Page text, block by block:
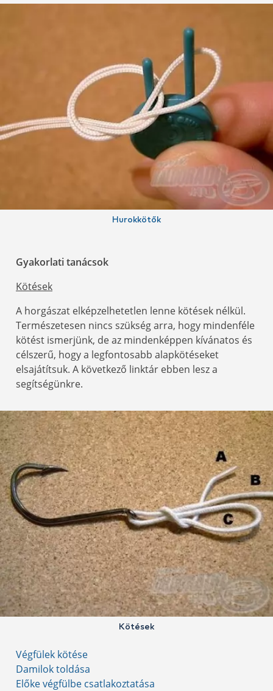
Hurokkötők
Gyakorlati tanácsok
Kötések
A horgászat elképzelhetetlen lenne kötések nélkül.
Természetesen nincs szükség arra, hogy mindenféle
kötést ismerjünk, de az mindenképpen kívánatos és
célszerű, hogy a legfontosabb alapkötéseket
elsajátítsuk. A következő linktár ebben lesz a
segítségünkre.
Kötések
Végfülek kötése
Damilok toldása
Előke végfülbe csatlakoztatása